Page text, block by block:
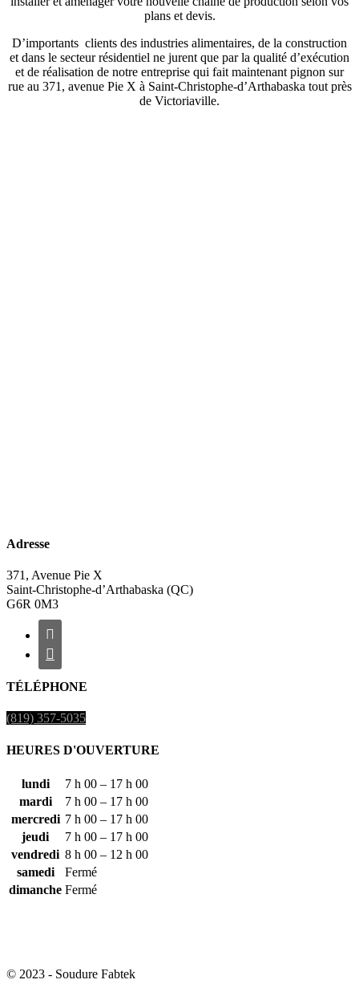
plans et devis.
D’importants clients des industries alimentaires, de la construction
et dans le secteur résidentiel ne jurent que par la qualité d’exécution
et de réalisation de notre entreprise qui fait maintenant pignon sur
rue au 371, avenue Pie X à Saint-Christophe-d’Arthabaska tout près
de Victoriaville.
Adresse
371, Avenue Pie X
Saint-Christophe-d’Arthabaska (QC)
G6R 0M3


TÉLÉPHONE
(819) 357-5035
HEURES D'OUVERTURE
lundi
7 h 00 – 17 h 00
mardi
7 h 00 – 17 h 00
mercredi 7 h 00 – 17 h 00
jeudi
7 h 00 – 17 h 00
vendredi 8 h 00 – 12 h 00
samedi
Fermé
dimanche Fermé
© 2023 - Soudure Fabtek